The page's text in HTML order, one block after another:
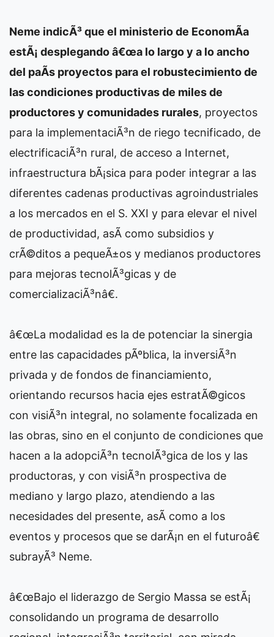
Neme indicÃ³ que el ministerio de EconomÃ­a
estÃ¡ desplegando â€œa lo largo y a lo ancho
del paÃ­s proyectos para el robustecimiento de
las condiciones productivas de miles de
productores y comunidades rurales, proyectos
para la implementaciÃ³n de riego tecnificado, de
electrificaciÃ³n rural, de acceso a Internet,
infraestructura bÃ¡sica para poder integrar a las
diferentes cadenas productivas agroindustriales
a los mercados en el S. XXI y para elevar el nivel
de productividad, asÃ­ como subsidios y
crÃ©ditos a pequeÃ±os y medianos productores
para mejoras tecnolÃ³gicas y de
comercializaciÃ³nâ€.
â€œLa modalidad es la de potenciar la sinergia
entre las capacidades pÃºblica, la inversiÃ³n
privada y de fondos de financiamiento,
orientando recursos hacia ejes estratÃ©gicos
con visiÃ³n integral, no solamente focalizada en
las obras, sino en el conjunto de condiciones que
hacen a la adopciÃ³n tecnolÃ³gica de los y las
productoras, y con visiÃ³n prospectiva de
mediano y largo plazo, atendiendo a las
necesidades del presente, asÃ­ como a los
eventos y procesos que se darÃ¡n en el futuroâ€
subrayÃ³ Neme.
â€œBajo el liderazgo de Sergio Massa se estÃ¡
consolidando un programa de desarrollo